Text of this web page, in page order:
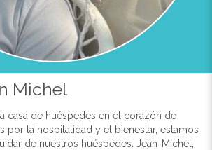
EN JOURNEE AVRIL A SEPT
Next
Michel
casa de huéspedes en el corazón de
por la hospitalidad y el bienestar, estamos
de nuestros huéspedes. Jean-Michel,